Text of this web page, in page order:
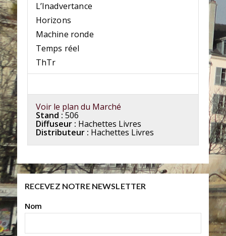
L’Inadvertance
Horizons
Machine ronde
Temps réel
ThTr
Voir le plan du Marché
Stand : 506
Diffuseur : Hachettes Livres
Distributeur : Hachettes Livres
RECEVEZ NOTRE NEWSLETTER
Nom